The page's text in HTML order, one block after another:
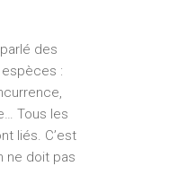
des
:
Tous les
liés. C’est
ne doit pas